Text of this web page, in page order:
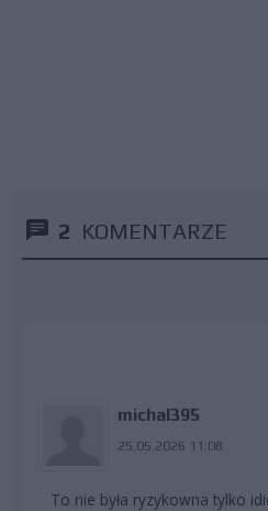
2 KOMENTARZE
michal395
25.05.2026 11:08
To nie była ryzykowna tylko